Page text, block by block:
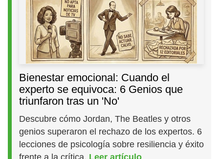
Bienestar emocional: Cuando el
experto se equivoca: 6 Genios que
triunfaron tras un 'No'
Descubre cómo Jordan, The Beatles y otros
genios superaron el rechazo de los expertos. 6
lecciones de psicología sobre resiliencia y éxito